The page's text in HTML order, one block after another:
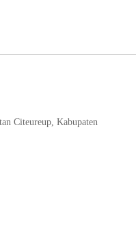
Citeureup, Kabupaten